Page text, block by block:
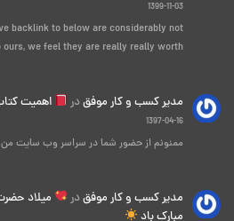
1399-11-03
backlink to below are considerably not
we feel they are really really worth…
مدیر کسب و کار موفق در اهميت
1397-04-16
ممنونم از حضور شما در سراسر وب سایت
مدیر کسب و کار موفق در
میلاد